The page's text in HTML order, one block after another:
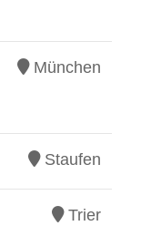
München
Staufen
Trier